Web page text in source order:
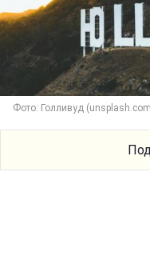
Фото: Голливуд